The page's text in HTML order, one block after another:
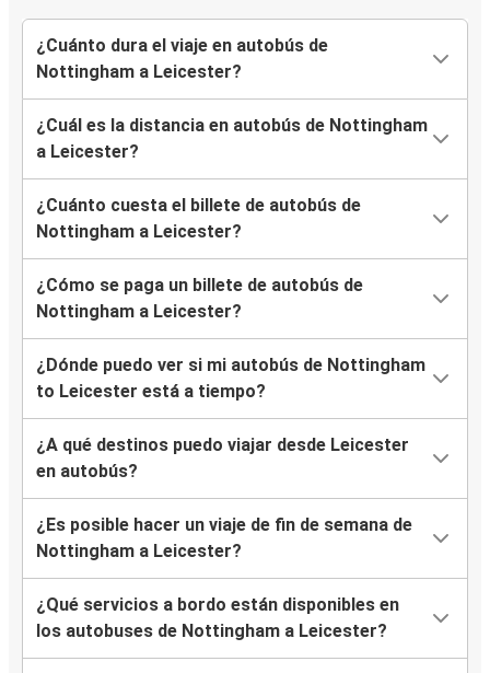
¿Cuánto dura el viaje en autobús de
Nottingham a Leicester?
¿Cuál es la distancia en autobús de Nottingham
a Leicester?
¿Cuánto cuesta el billete de autobús de
Nottingham a Leicester?
¿Cómo se paga un billete de autobús de
Nottingham a Leicester?
¿Dónde puedo ver si mi autobús de Nottingham
to Leicester está a tiempo?
¿A qué destinos puedo viajar desde Leicester
en autobús?
¿Es posible hacer un viaje de fin de semana de
Nottingham a Leicester?
¿Qué servicios a bordo están disponibles en
los autobuses de Nottingham a Leicester?